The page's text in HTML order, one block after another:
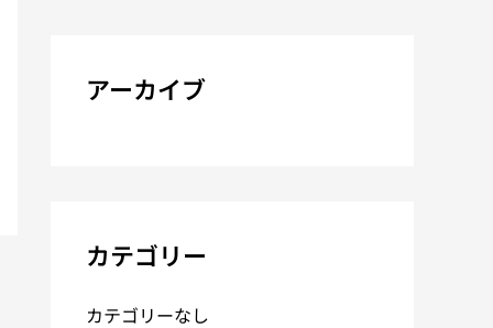
アーカイブ
カテゴリー
カテゴリーなし